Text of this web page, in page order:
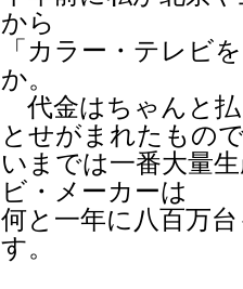
から
「カラー・テレビ
か。
代金はちゃんと
とせがまれたもの
いまでは一番大量
ビ・メーカーは
何と一年に八百万
す。